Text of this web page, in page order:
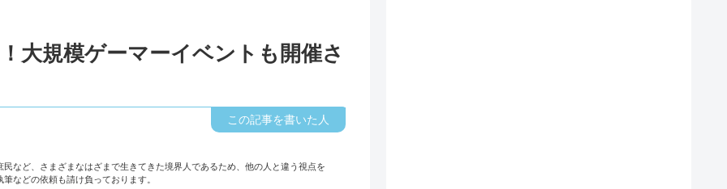
大規模ゲーマーイベントも開催さ
など、さまざまなはざまで生きてきた境界人であるため、他の人と違う視点を
などの依頼も請け負っております。